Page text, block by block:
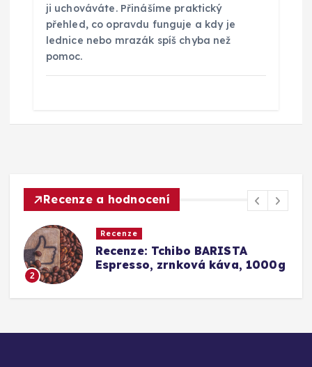
ji uchováváte. Přinášíme praktický
přehled, co opravdu funguje a kdy je
lednice nebo mrazák spíš chyba než
pomoc.
Recenze a hodnocení
3
Recenze
Srovnání a recenze: Tchibo
Barista Caffè Crema vs.